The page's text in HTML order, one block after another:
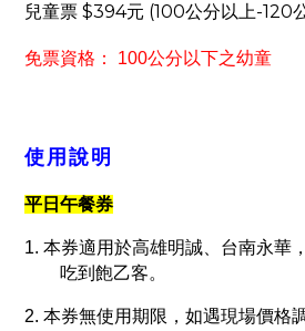
兒童票 $394元 (100公分以上-120
免票資格： 100公分以下之幼童
使用說明
平日午餐券
1. 本券適用於高雄明誠、台南永華
吃到飽乙客。
2. 本券無使用期限，如遇現場價格